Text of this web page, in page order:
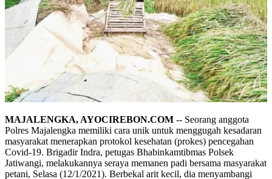
MAJALENGKA, AYOCIREBON.COM -- Seorang anggota
Polres Majalengka memiliki cara unik untuk menggugah kesadaran
masyarakat menerapkan protokol kesehatan (prokes) pencegahan
Covid-19. Brigadir Indra, petugas Bhabinkamtibmas Polsek
Jatiwangi, melakukannya seraya memanen padi bersama masyarakat
petani, Selasa (12/1/2021). Berbekal arit kecil, dia menyambangi